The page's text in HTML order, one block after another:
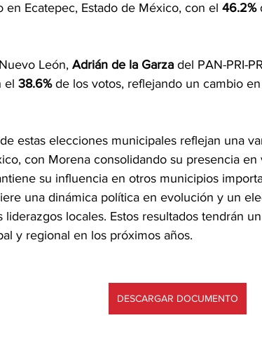
en Ecatepec, Estado de México, con el 46.2%
León, Adrián de la Garza del PAN-PRI-
el 38.6% de los votos, reflejando un cambio
estas elecciones municipales reflejan una
con Morena consolidando su presencia en
su influencia en otros municipios
una dinámica política en evolución y un
liderazgos locales. Estos resultados tendrán
y regional en los próximos años.
DESCARGAR DOCUMENTO